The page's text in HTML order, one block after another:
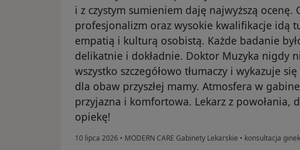
i z czystym sumieniem daję najwyższą ocenę.
profesjonalizm oraz wysokie kwalifikacje idą
empatią i kulturą osobistą. Każde badanie
delikatnie i dokładnie. Doktor Muzyka nigdy
wszystko szczegółowo tłumaczy i wykazuje
dla obaw przyszłej mamy. Atmosfera w
przyjazna i komfortowa. Lekarz z powołania,
opiekę!
10 lipca 2026 • MODERN CARE Gabinety Lekarskie • konsultacja